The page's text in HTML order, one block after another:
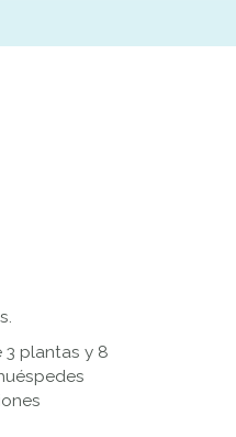
3 plantas y 8